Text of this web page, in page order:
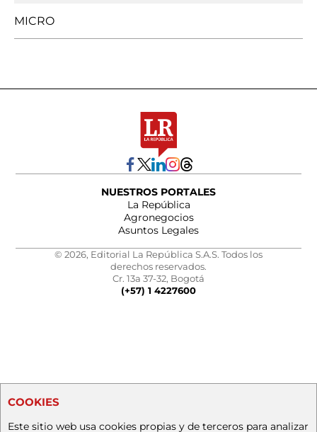
MICRO
NUESTROS PORTALES
La República
Agronegocios
Asuntos Legales
© 2026, Editorial La República S.A.S. Todos los
derechos reservados.
Cr. 13a 37-32, Bogotá
(+57) 1 4227600
COOKIES
Este sitio web usa cookies propias y de terceros para analizar